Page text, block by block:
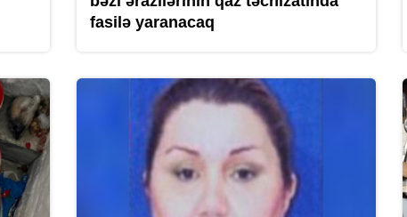
fasilə yaranacaq